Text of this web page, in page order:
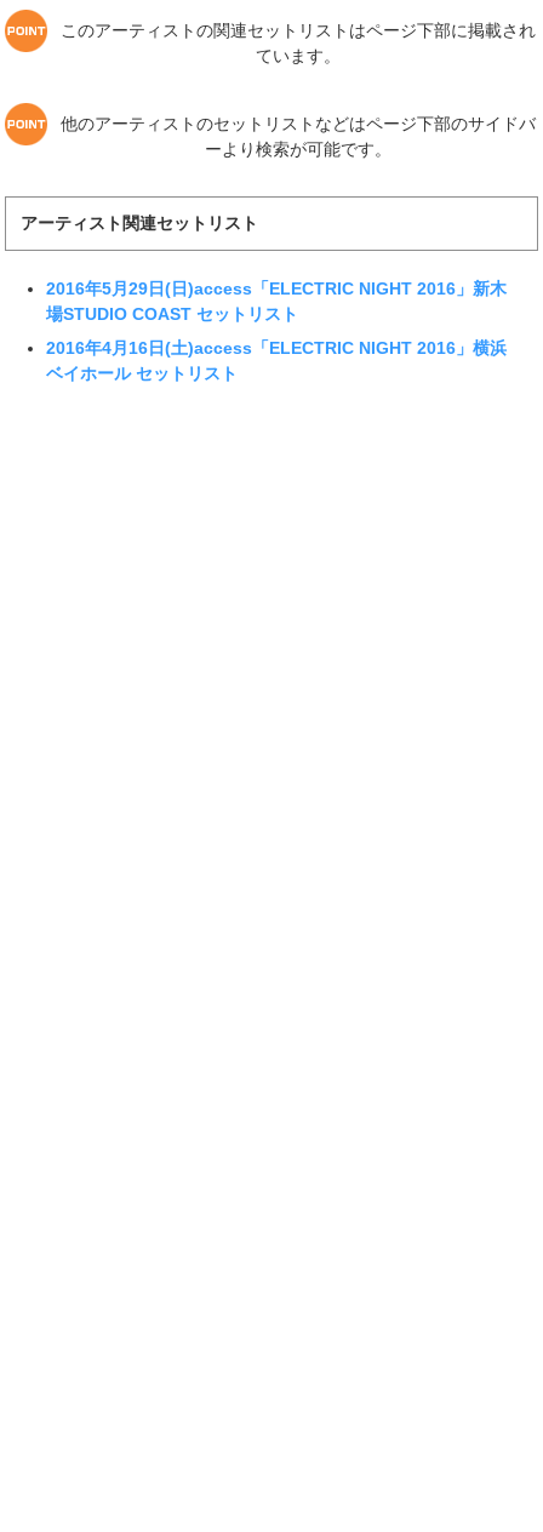
このアーティストの関連セットリストはページ下部に掲載され
ています。
他のアーティストのセットリストなどはページ下部のサイドバ
ーより検索が可能です。
アーティスト関連セットリスト
2016年5月29日(日)access「ELECTRIC NIGHT 2016」新木
場STUDIO COAST セットリスト
2016年4月16日(土)access「ELECTRIC NIGHT 2016」横浜
ベイホール セットリスト